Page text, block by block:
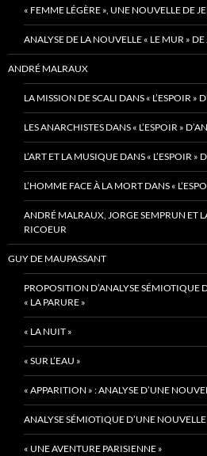
« FEMME LÉGÈRE », UNE NOUVELLE DE
ANALYSE DE LA NOUVELLE « LE MUR »
ANDRÉ MALRAUX
LA MISSION DE SCALI DANS « L’ESPOIR »
LES ANARCHISTES DANS « L’ESPOIR »
L’ART ET LA MUSIQUE DANS « L’ESPOIR »
L’HOMME FACE À LA MORT DANS «
ANDRÉ MALRAUX, JORGE SEMPRUN ET
RICOEUR
GUY DE MAUPASSANT
PROPOSITION D’ANALYSE SÉMIOTIQUE
« LA PARURE »
« LA NUIT »
« SUR L’EAU »
« APPARITION » : ANALYSE D’UNE
ANALYSE SÉMIOTIQUE D’UNE NOUVELLE
« UNE AVENTURE PARISIENNE »